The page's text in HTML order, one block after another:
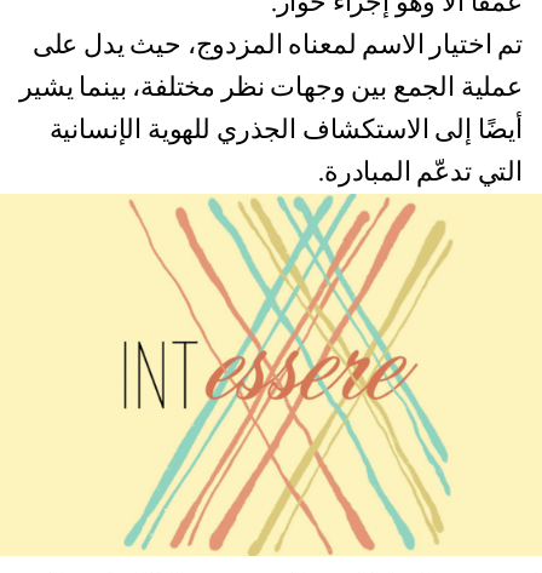
تم اختيار الاسم لمعناه المزدوج، حيث يدل على
عملية الجمع بين وجهات نظر مختلفة، بينما يشير
أيضًا إلى الاستكشاف الجذري للهوية الإنسانية
التي تدعّم المبادرة.